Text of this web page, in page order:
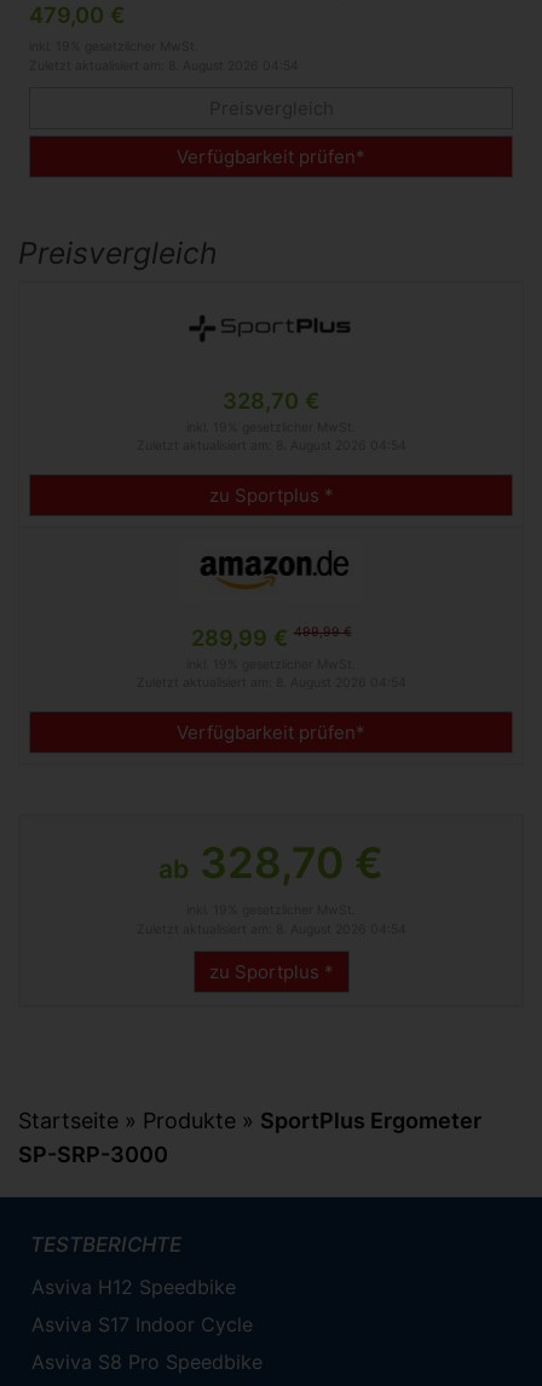
479,00 €
Verfügbarkeit prüfen*
Preisvergleich
328,70 €
zu Sportplus *
289,99 € 499,99 €
Verfügbarkeit prüfen*
ab 328,70 €
zu Sportplus *
Startseite » Produkte » SportPlus Ergometer
SP-SRP-3000
TESTBERICHTE
Asviva H12 Speedbike
Asviva S17 Indoor Cycle
Asviva S8 Pro Speedbike